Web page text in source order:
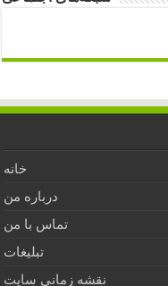
خانه
درباره من
تماس با من
تبلیغات
نقشه زمانی سایت